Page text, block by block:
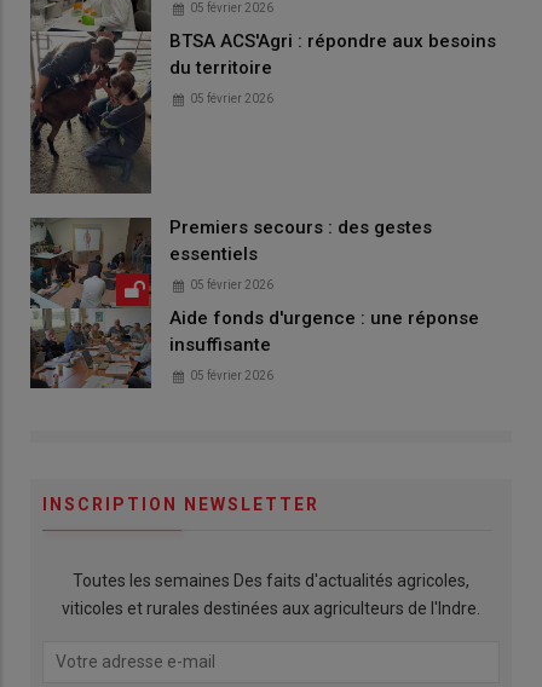
05 février 2026
BTSA ACS'Agri : répondre aux besoins
du territoire
05 février 2026
Premiers secours : des gestes
essentiels
05 février 2026
Aide fonds d'urgence : une réponse
insuffisante
05 février 2026
INSCRIPTION NEWSLETTER
Toutes les semaines Des faits d'actualités agricoles,
viticoles et rurales destinées aux agriculteurs de l'Indre.